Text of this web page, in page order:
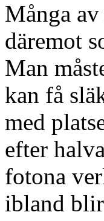
Många
däremot
Man
kan få
med
efter
fotona
ibland